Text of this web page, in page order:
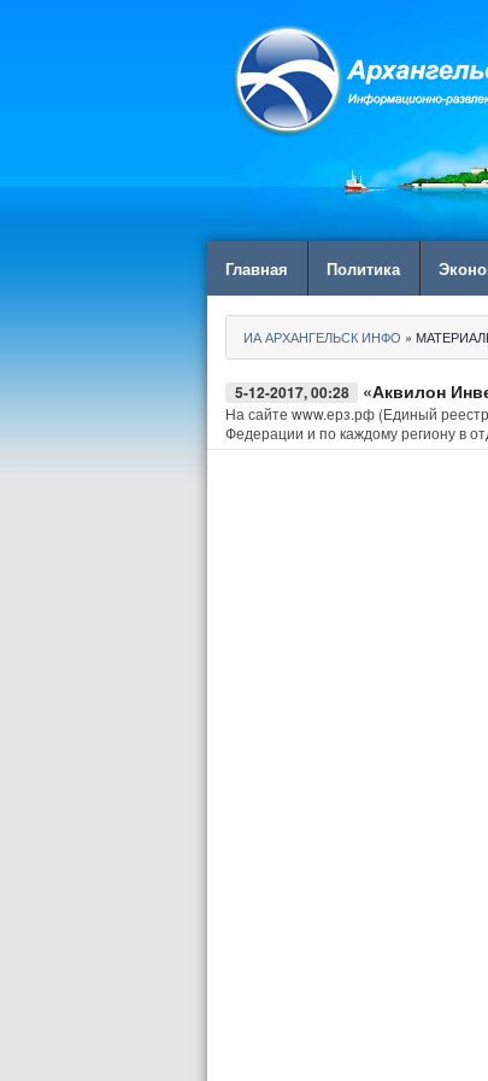
Главная Политика
ИА АРХАНГЕЛЬСК ИНФО »
5-12-2017, 00:28 «Аквилон
На сайте www.ерз.рф (Единый
Федерации и по каждому региону в